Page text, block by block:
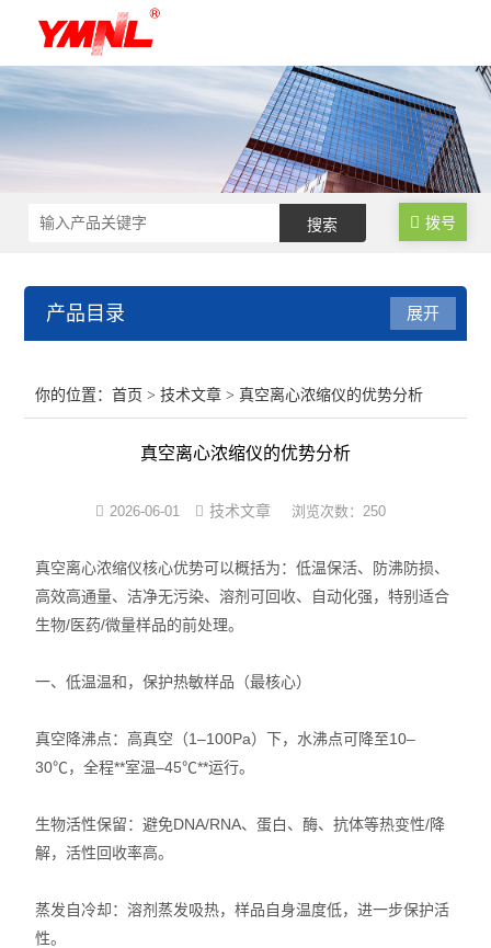
拨号
产品目录
低温|恒温|制冷设备
培养箱系列
样品组织研磨仪
展开
你的位置：首页 >技术文章 > 真空离心浓缩仪的优势分析
真空离心浓缩仪的优势分析
2026-06-01 技术文章 浏览次数：250
真空离心浓缩仪核心优势可以概括为：低温保活、防沸防损、
高效高通量、洁净无污染、溶剂可回收、自动化强，特别适合
生物/医药/微量样品的前处理。
一、低温温和，保护热敏样品（最核心）
真空降沸点：高真空（1–100Pa）下，水沸点可降至10–
30℃，全程**室温–45℃**运行。
生物活性保留：避免DNA/RNA、蛋白、酶、抗体等热变性/降
解，活性回收率高。
蒸发自冷却：溶剂蒸发吸热，样品自身温度低，进一步保护活
性。